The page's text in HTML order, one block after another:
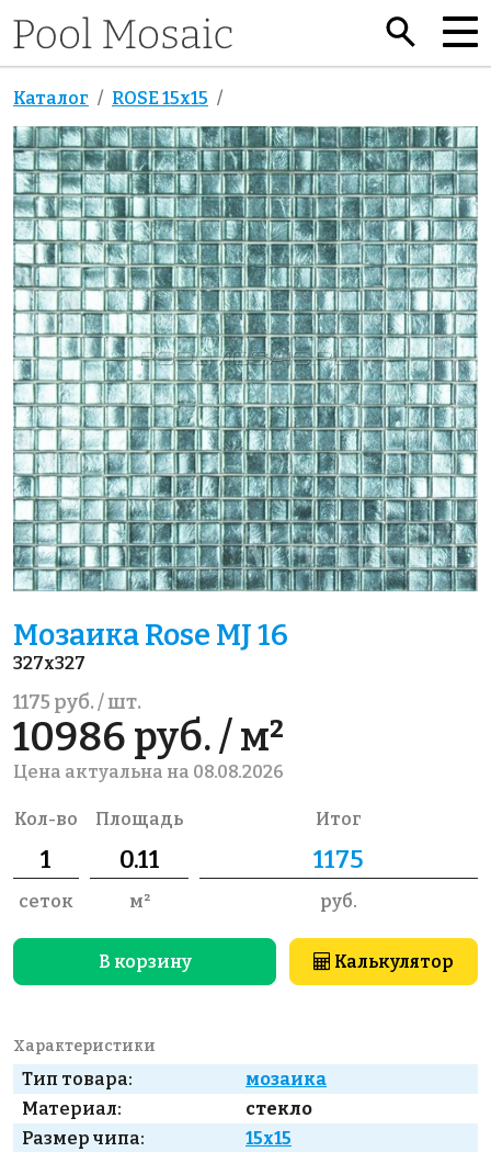
Каталог ROSE 15x15
Мозаика Rose MJ 16
327x327
1175 руб. / шт.
10986 руб. / м²
Цена актуальна на 08.08.2026
Кол-во
сеток
Площадь
м²
Итог
руб.
В корзину Калькулятор
Характеристики
Тип товара:
мозаика
Материал:
стекло
Размер чипа:
15x15